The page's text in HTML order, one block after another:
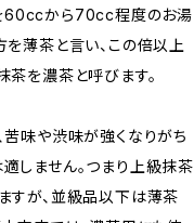
60ccから70cc程度のお湯
薄茶と言い、この倍以上
を濃茶と呼びます。
味や渋味が強くなりがち
しません。つまり上級抹茶
すが、並級品以下は薄茶